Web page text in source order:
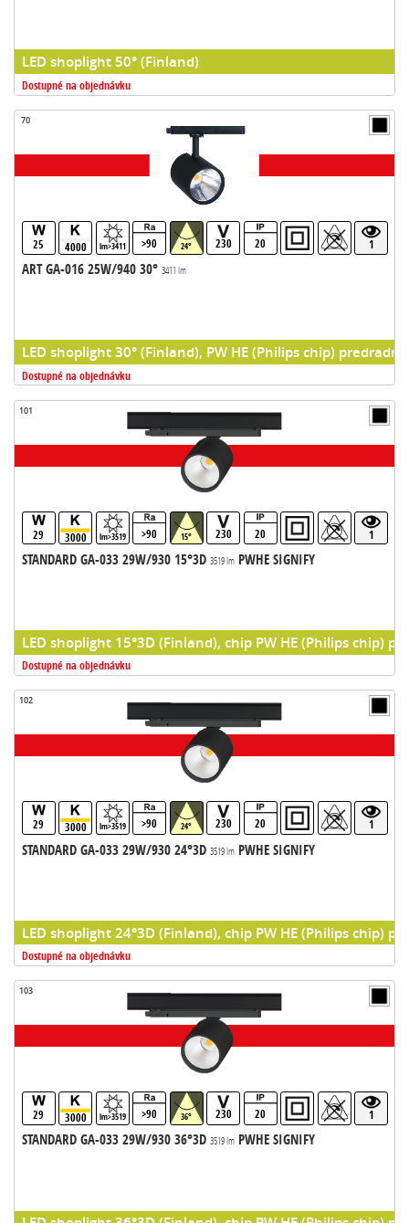
LED shoplight 50° (Finland)
Dostupné na objednávku
70
25 4000 lm>3411 >90 24° 230 20 1
ART GA-016 25W/940 30° 3411 lm
LED shoplight 30° (Finland), PW HE (Philips chip)
Dostupné na objednávku
101
29 3000 lm>3519 >90 15° 230 20 1
STANDARD GA-033 29W/930 15°3D 3519 lmPWHE SIGNIFY
LED shoplight 15°3D (Finland), chip PW HE (Philips chip)
Dostupné na objednávku
102
29 3000 lm>3519 >90 24° 230 20 1
STANDARD GA-033 29W/930 24°3D 3519 lmPWHE SIGNIFY
LED shoplight 24°3D (Finland), chip PW HE (Philips chip)
Dostupné na objednávku
103
29 3000 lm>3519 >90 36° 230 20 1
STANDARD GA-033 29W/930 36°3D 3519 lmPWHE SIGNIFY